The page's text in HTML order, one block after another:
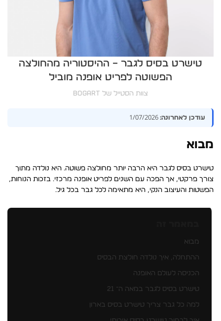
טישרט בסיס לגבר – ההיסטוריה מהחולצה
הפשוטה לפריט אופנה מוביל
צוות הסטייל של BOGART
עודכן לאחרונה:
מבוא
טישרט בסיס לגבר היא הרבה יותר מחולצה פשוטה. היא נולדה מתוך
צורך פרקטי, אך הפכה עם השנים לפריט אופנה מרכזי. בזכות הנוחות,
הפשטות והעיצוב הנקי, היא מתאימה לכל גבר בכל גיל.
מבוא
ההתחלה, איך נולדה חולצת הבסיס
הכניסה לעולם האופנה
טישרט בסיס לגבר במאה ה־ 21
למה כל גבר צריך טישרט בסיס בארון